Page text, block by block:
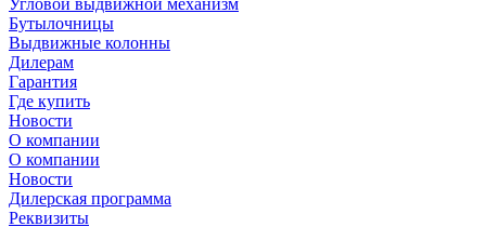
Угловой выдвижной механизм
Бутылочницы
Выдвижные колонны
Дилерам
Гарантия
Где купить
Новости
О компании
О компании
Новости
Дилерская программа
Реквизиты